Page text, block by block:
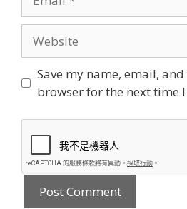
Save my name, email,
browser for the next time